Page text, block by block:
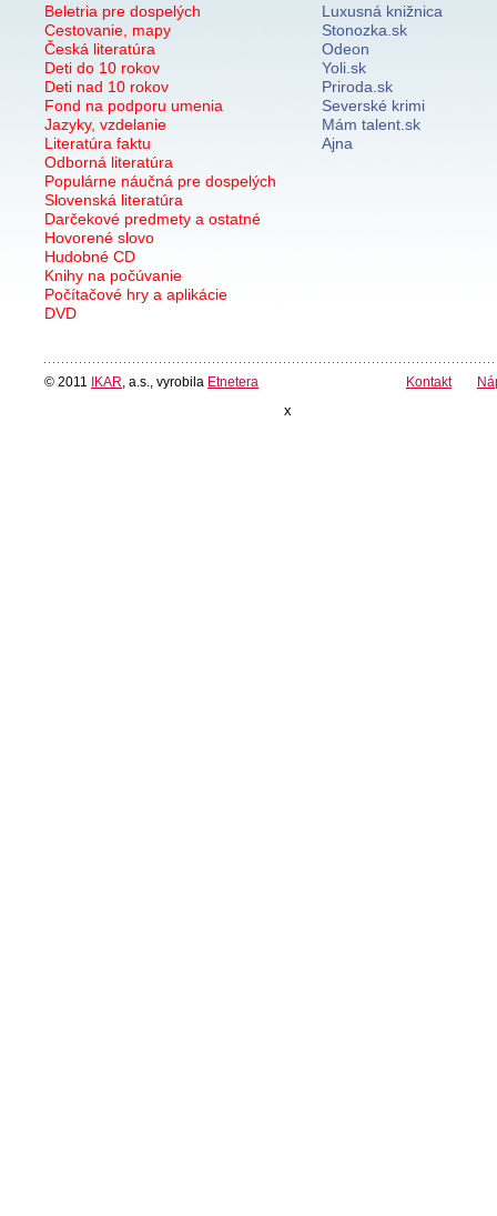
Beletria pre dospelých
Cestovanie, mapy
Česká literatúra
Deti do 10 rokov
Deti nad 10 rokov
Fond na podporu umenia
Jazyky, vzdelanie
Literatúra faktu
Odborná literatúra
Populárne náučná pre dospelých
Slovenská literatúra
Darčekové predmety a ostatné
Hovorené slovo
Hudobné CD
Knihy na počúvanie
Počítačové hry a aplikácie
DVD
Luxusná knižnica
Stonozka.sk
Odeon
Yoli.sk
Priroda.sk
Severské krimi
Mám talent.sk
Ajna
© 2011 IKAR , a.s., vyrobila Etnetera Kontakt
x